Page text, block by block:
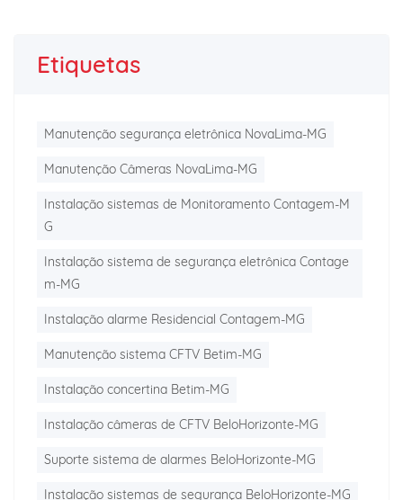
Etiquetas
Manutenção segurança eletrônica NovaLima-MG
Manutenção Câmeras NovaLima-MG
Instalação sistemas de Monitoramento Contagem-M
G
Instalação sistema de segurança eletrônica Contage
m-MG
Instalação alarme Residencial Contagem-MG
Manutenção sistema CFTV Betim-MG
Instalação concertina Betim-MG
Instalação câmeras de CFTV BeloHorizonte-MG
Suporte sistema de alarmes BeloHorizonte-MG
Instalação sistemas de segurança BeloHorizonte-MG